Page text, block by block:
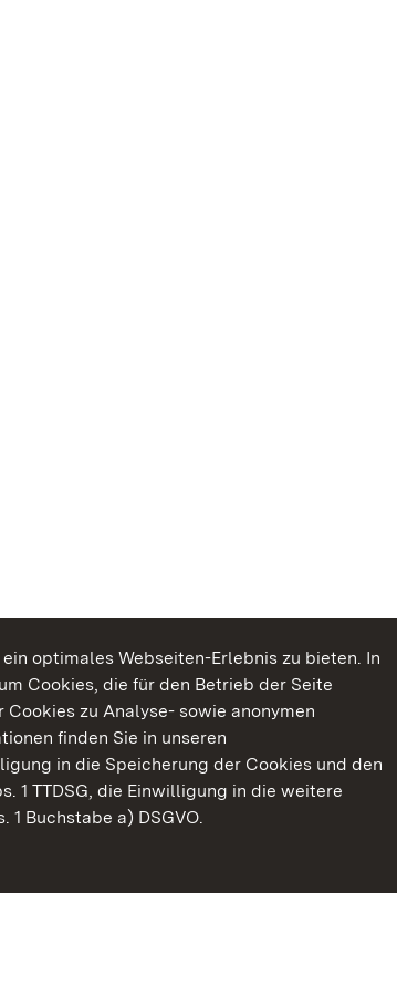
optimales Webseiten-Erlebnis zu bieten. In
Cookies, die für den Betrieb der Seite
zu Analyse- sowie anonymen
finden Sie in unseren
in die Speicherung der Cookies und den
1 TTDSG, die Einwilligung in die weitere
Buchstabe a) DSGVO.